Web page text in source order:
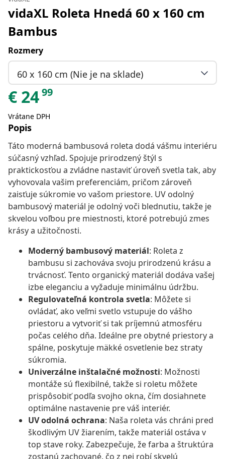
vidaXL Roleta Hnedá 60 x 160 cm
Bambus
Rozmery
60 x 160 cm (Nie je na sklade)
€ 2499
Vrátane DPH
Popis
Táto moderná bambusová roleta dodá vášmu interiéru
súčasný vzhľad. Spojuje prirodzený štýl s
praktickosťou a zvládne nastaviť úroveň svetla tak, aby
vyhovovala vašim preferenciám, pričom zároveň
zaisťuje súkromie vo vašom priestore. UV odolný
bambusový materiál je odolný voči blednutiu, takže je
skvelou voľbou pre miestnosti, ktoré potrebujú zmes
krásy a užitočnosti.
Moderný bambusový materiál: Roleta z
bambusu si zachováva svoju prirodzenú krásu a
trvácnosť. Tento organický materiál dodáva vašej
izbe eleganciu a vyžaduje minimálnu údržbu.
Regulovateľná kontrola svetla: Môžete si
ovládať, ako veľmi svetlo vstupuje do vášho
priestoru a vytvoriť si tak príjemnú atmosféru
počas celého dňa. Ideálne pre obytné priestory a
spálne, poskytuje mäkké osvetlenie bez straty
súkromia.
Univerzálne inštalačné možnosti: Možnosti
montáže sú flexibilné, takže si roletu môžete
prispôsobiť podľa svojho okna, čím dosiahnete
optimálne nastavenie pre váš interiér.
UV odolná ochrana: Naša roleta vás chráni pred
škodlivým UV žiarením, takže materiál ostáva v
top stave roky. Zabezpečuje, že farba a štruktúra
zostanú zachované, čo z nej robí skvelú